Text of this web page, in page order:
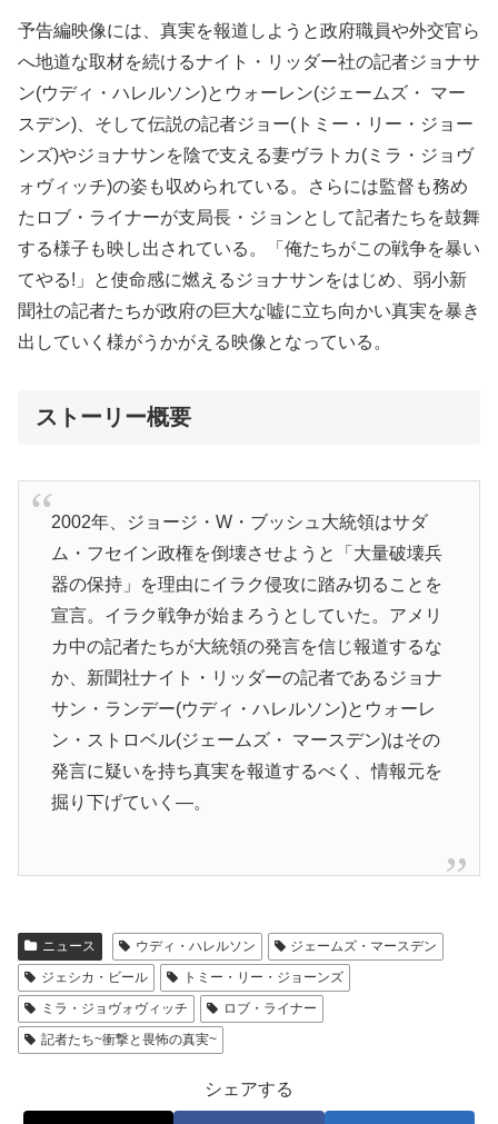
予告編映像には、真実を報道しようと政府職員や外交官ら
へ地道な取材を続けるナイト・リッダー社の記者ジョナサ
ン(ウディ・ハレルソン)とウォーレン(ジェームズ・ マー
スデン)、そして伝説の記者ジョー(トミー・リー・ジョー
ンズ)やジョナサンを陰で支える妻ヴラトカ(ミラ・ジョヴ
ォヴィッチ)の姿も収められている。さらには監督も務め
たロブ・ライナーが支局長・ジョンとして記者たちを鼓舞
する様子も映し出されている。「俺たちがこの戦争を暴い
てやる!」と使命感に燃えるジョナサンをはじめ、弱小新
聞社の記者たちが政府の巨大な嘘に立ち向かい真実を暴き
出していく様がうかがえる映像となっている。
ストーリー概要
2002年、ジョージ・W・ブッシュ大統領はサダ
ム・フセイン政権を倒壊させようと「大量破壊兵
器の保持」を理由にイラク侵攻に踏み切ることを
宣言。イラク戦争が始まろうとしていた。アメリ
カ中の記者たちが大統領の発言を信じ報道するな
か、新聞社ナイト・リッダーの記者であるジョナ
サン・ランデー(ウディ・ハレルソン)とウォーレ
ン・ストロベル(ジェームズ・ マースデン)はその
発言に疑いを持ち真実を報道するべく、情報元を
掘り下げていく―。
ニュース ウディ・ハレルソン
ジェームズ・マースデン
ジェシカ・ビール
トミー・リー・ジョーンズ
ミラ・ジョヴォヴィッチ
ロブ・ライナー
記者たち~衝撃と畏怖の真実~
シェアする